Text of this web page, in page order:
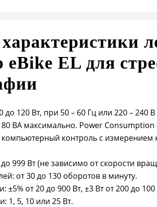
1 x RS 232 5 pin
Аналоговый вход
уровня нагрузки:
Дистанционное
модуля ЭКГ: 1…30
изменения
пикселей
Максимальный вес
кг.
eBike EL для
120 Вт, при 50 – 60 Гц или 220 – 240
ВА максимально. Power Consumption
контроль с измерением
999 Вт (не зависимо от скорости
от 30 до 130 оборотов в минуту.
от 20 до 900 Вт, ±3 Вт от 200 до 100
1, 5, 10 или 25 Вт.